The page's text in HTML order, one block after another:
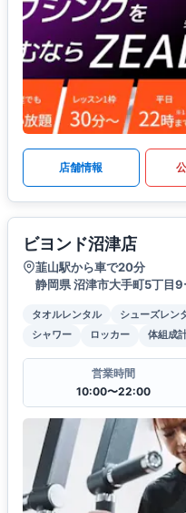
店舗情報
ビヨンド沼津店
韮山駅から車で20分
静岡県 沼津市大手町5丁目
タオルレンタル シューズレン
シャワー
ロッカー 体組成
営業時間
10:00〜22:00